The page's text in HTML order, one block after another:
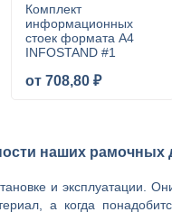
Комплект
информационных
стоек формата А4
INFOSTAND #1
от 708,80 ₽
наших рамочных
и эксплуатации.
а когда